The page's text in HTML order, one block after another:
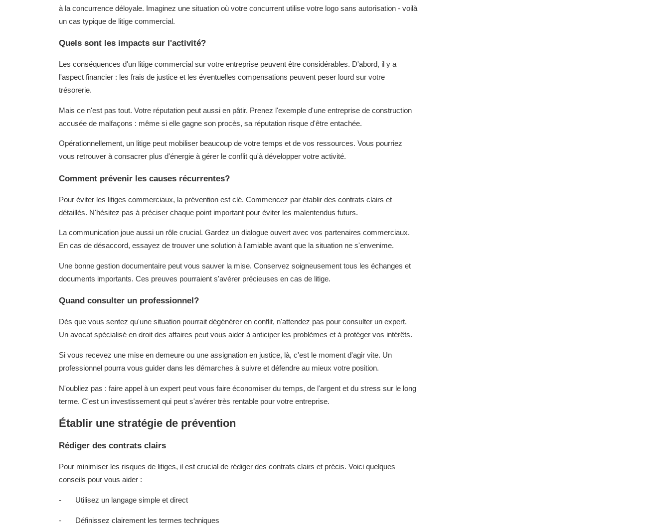
à la concurrence déloyale. Imaginez une situation où votre concurrent utilise votre logo sans autorisation - voilà
un cas typique de litige commercial.
Quels sont les impacts sur l'activité?
Les conséquences d'un litige commercial sur votre entreprise peuvent être considérables. D'abord, il y a
l'aspect financier : les frais de justice et les éventuelles compensations peuvent peser lourd sur votre
trésorerie.
Mais ce n'est pas tout. Votre réputation peut aussi en pâtir. Prenez l'exemple d'une entreprise de construction
accusée de malfaçons : même si elle gagne son procès, sa réputation risque d'être entachée.
Opérationnellement, un litige peut mobiliser beaucoup de votre temps et de vos ressources. Vous pourriez
vous retrouver à consacrer plus d'énergie à gérer le conflit qu'à développer votre activité.
Comment prévenir les causes récurrentes?
Pour éviter les litiges commerciaux, la prévention est clé. Commencez par établir des contrats clairs et
détaillés. N'hésitez pas à préciser chaque point important pour éviter les malentendus futurs.
La communication joue aussi un rôle crucial. Gardez un dialogue ouvert avec vos partenaires commerciaux.
En cas de désaccord, essayez de trouver une solution à l'amiable avant que la situation ne s'envenime.
Une bonne gestion documentaire peut vous sauver la mise. Conservez soigneusement tous les échanges et
documents importants. Ces preuves pourraient s'avérer précieuses en cas de litige.
Quand consulter un professionnel?
Dès que vous sentez qu'une situation pourrait dégénérer en conflit, n'attendez pas pour consulter un expert.
Un avocat spécialisé en droit des affaires peut vous aider à anticiper les problèmes et à protéger vos intérêts.
Si vous recevez une mise en demeure ou une assignation en justice, là, c'est le moment d'agir vite. Un
professionnel pourra vous guider dans les démarches à suivre et défendre au mieux votre position.
N'oubliez pas : faire appel à un expert peut vous faire économiser du temps, de l'argent et du stress sur le long
terme. C'est un investissement qui peut s'avérer très rentable pour votre entreprise.
Établir une stratégie de prévention
Rédiger des contrats clairs
Pour minimiser les risques de litiges, il est crucial de rédiger des contrats clairs et précis. Voici quelques
conseils pour vous aider :
- Utilisez un langage simple et direct
- Définissez clairement les termes techniques